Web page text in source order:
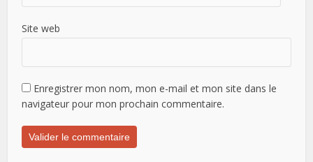
Site web
Enregistrer mon nom, mon e-mail et mon site dans le
navigateur pour mon prochain commentaire.